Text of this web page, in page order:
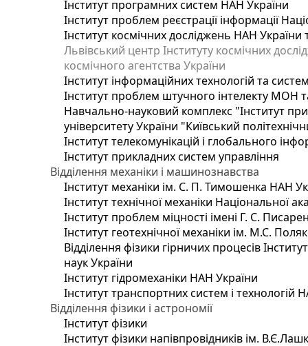
Інститут програмних систем НАН України
Інститут проблем реєстрації інформації
Інститут космічних досліджень НАН України
Львівський центр Інституту космічних
космічного агентства України
Інститут інформаційних технологій та
Інститут проблем штучного інтелекту МОН
Навчально-науковий комплекс "Інститут
університету України "Київський
Інститут телекомунікацій і глобального
Інститут прикладних систем управління
Відділення механіки і машинознавства
Інститут механіки ім. С. П. Тимошенка НАН
Інститут технічної механіки Національної
Інститут проблем міцності імені Г. С.
Інститут геотехнічної механіки ім. М.С.
Відділення фізики гірничих процесів
наук України
Інститут гідромеханіки НАН України
Інститут транспортних систем і технологій
Відділення фізики і астрономії
Інститут фізики
Інститут фізики напівпровідників ім.